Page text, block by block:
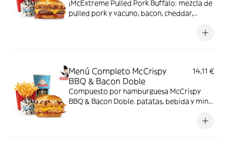
¡McExtreme Pulled Pork Buffalo: mezcla de
pulled pork y vacuno, bacon, cheddar,
Menú Completo McCrispy
BBQ & Bacon Doble
14,11 €
Compuesto por hamburguesa McCrispy
BBQ & Bacon Doble. patatas, bebida y mini